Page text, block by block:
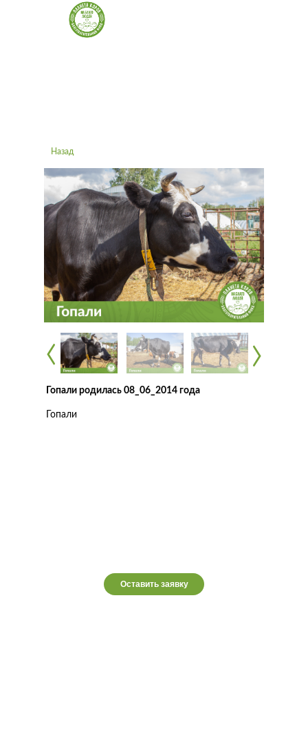
‹
‹
‹
‹
Гопали
Оставить заявку
Назад
Гопали родилась 08_06_2014 года